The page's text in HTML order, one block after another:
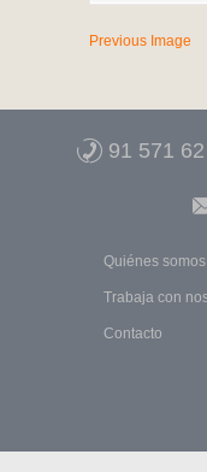
Previous Image
91 571
Quiénes somos
Trabaja con
Contacto